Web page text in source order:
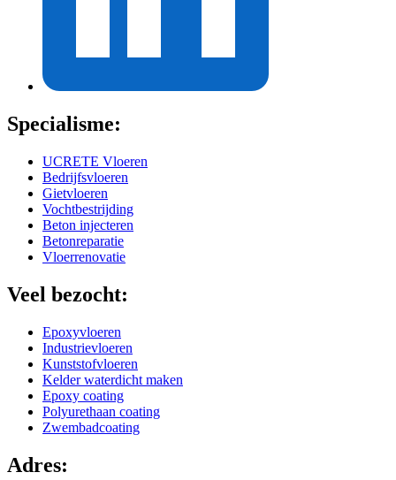
Specialisme:
UCRETE Vloeren
Bedrijfsvloeren
Gietvloeren
Vochtbestrijding
Beton injecteren
Betonreparatie
Vloerrenovatie
Veel bezocht:
Epoxyvloeren
Industrievloeren
Kunststofvloeren
Kelder waterdicht maken
Epoxy coating
Polyurethaan coating
Zwembadcoating
Adres: